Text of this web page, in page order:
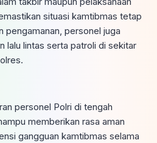
situasi kamtibmas tetap
pengamanan, personel juga
lalu lintas serta patroli di sekitar
personel Polri di tengah
memberikan rasa aman
gangguan kamtibmas selama